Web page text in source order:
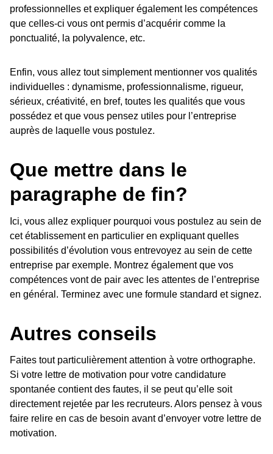
professionnelles et expliquer également les compétences
que celles-ci vous ont permis d’acquérir comme la
ponctualité, la polyvalence, etc.
Enfin, vous allez tout simplement mentionner vos qualités
individuelles : dynamisme, professionnalisme, rigueur,
sérieux, créativité, en bref, toutes les qualités que vous
possédez et que vous pensez utiles pour l’entreprise
auprès de laquelle vous postulez.
Que mettre dans le
paragraphe de fin?
Ici, vous allez expliquer pourquoi vous postulez au sein de
cet établissement en particulier en expliquant quelles
possibilités d’évolution vous entrevoyez au sein de cette
entreprise par exemple. Montrez également que vos
compétences vont de pair avec les attentes de l’entreprise
en général. Terminez avec une formule standard et signez.
Autres conseils
Faites tout particulièrement attention à votre orthographe.
Si votre lettre de motivation pour votre candidature
spontanée contient des fautes, il se peut qu’elle soit
directement rejetée par les recruteurs. Alors pensez à vous
faire relire en cas de besoin avant d’envoyer votre lettre de
motivation.